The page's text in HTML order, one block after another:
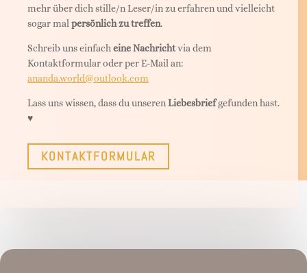
mehr über dich stille/n Leser/in zu erfahren und vielleicht
sogar malpersönlich zu treffen.
Schreib uns einfacheine Nachrichtvia dem
Kontaktformular oder per E-Mail an:
ananda.world@outlook.com
Lass uns wissen, dass du unserenLiebesbriefgefunden hast.
♥︎
KONTAKTFORMULAR